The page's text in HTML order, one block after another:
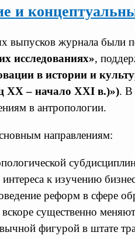
и
выпусков журнала были
исследованиях»,
в истории и
ХХ – начало ХХI в.)»). В
в антропологии.
направлениям:
к изучению
реформ в сфере
существенно
фигурой в штате